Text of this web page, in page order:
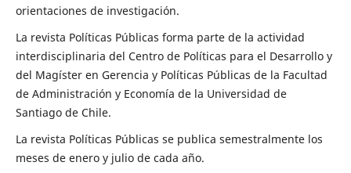
orientaciones de investigación.
La revista Políticas Públicas forma parte de la actividad
interdisciplinaria del Centro de Políticas para el Desarrollo y
del Magíster en Gerencia y Políticas Públicas de la Facultad
de Administración y Economía de la Universidad de
Santiago de Chile.
La revista Políticas Públicas se publica semestralmente los
meses de enero y julio de cada año.